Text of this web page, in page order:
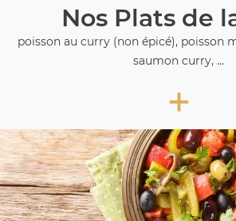
Nos Plats de
poisson au curry (non épicé), poisson
saumon curry, ...
+